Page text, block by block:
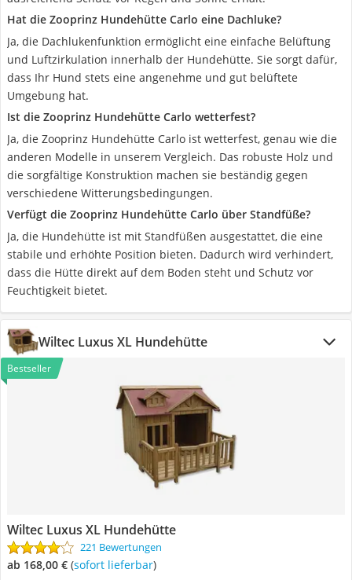
Hat die Zooprinz Hundehütte Carlo eine Dachluke?
Ja, die Dachlukenfunktion ermöglicht eine einfache Belüftung
und Luftzirkulation innerhalb der Hundehütte. Sie sorgt dafür,
dass Ihr Hund stets eine angenehme und gut belüftete
Umgebung hat.
Ist die Zooprinz Hundehütte Carlo wetterfest?
Ja, die Zooprinz Hundehütte Carlo ist wetterfest, genau wie die
anderen Modelle in unserem Vergleich. Das robuste Holz und
die sorgfältige Konstruktion machen sie beständig gegen
verschiedene Witterungsbedingungen.
Verfügt die Zooprinz Hundehütte Carlo über Standfüße?
Ja, die Hundehütte ist mit Standfüßen ausgestattet, die eine
stabile und erhöhte Position bieten. Dadurch wird verhindert,
dass die Hütte direkt auf dem Boden steht und Schutz vor
Feuchtigkeit bietet.
Wiltec Luxus XL Hundehütte
Bestseller
Wiltec Luxus XL Hundehütte
221 Bewertungen
ab 168,00 € ( Sofort lieferbar)